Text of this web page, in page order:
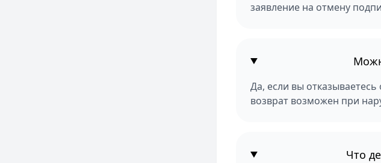
заявление на отмену
Да, если вы
возврат возможен при
Что